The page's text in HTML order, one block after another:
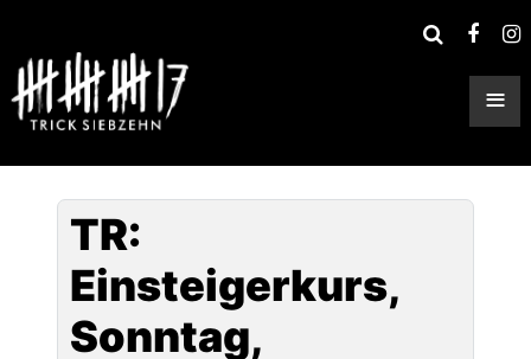
≡
TR:
Einsteigerkurs,
Sonntag,